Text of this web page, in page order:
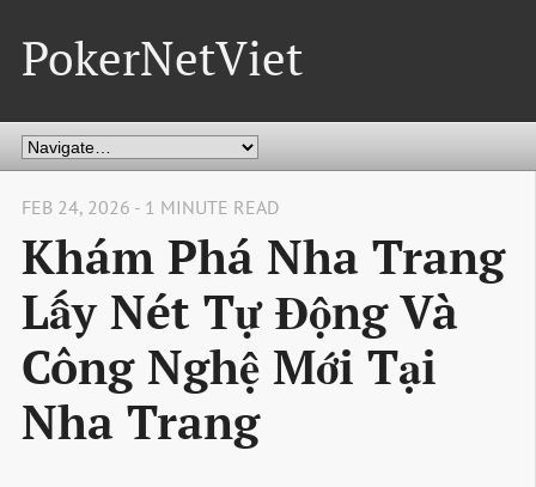
PokerNetViet
FEB 24, 2026 - 1 MINUTE READ
Khám Phá Nha Trang
Lấy Nét Tự Động Và
Công Nghệ Mới Tại
Nha Trang